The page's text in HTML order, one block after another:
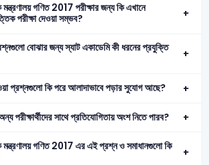
গণিত 2017 পরীক্ষার জন্য কি এখানে
পরীক্ষা দেওয়া সম্ভব?
বোঝার জন্য স্যাট একাডেমি কী ধরনের প্রযুক্তি
প্রশ্নগুলো কি পরে আলাদাভাবে পড়ার সুযোগ আছে?
পরীক্ষার্থীদের সাথে প্রতিযোগিতায় অংশ নিতে পারব?
মন্ত্রণালয় গণিত 2017 এর এই প্রশ্ন ও সমাধানগুলো কি